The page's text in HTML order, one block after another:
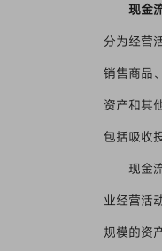
现金
分为经营
销售商品
资产和其
包括吸收
现金
业经营活
规模的资